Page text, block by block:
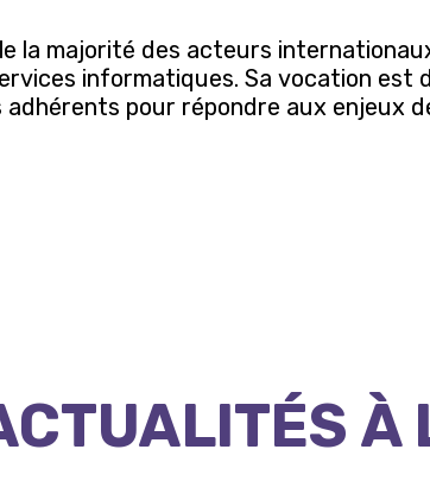
la majorité des acteurs
informatiques. Sa vocation est
adhérents pour répondre aux enjeux
À